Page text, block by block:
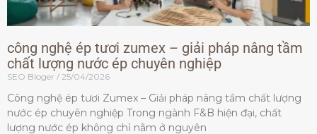
công nghệ ép tươi zumex – giải pháp nâng tầm
chất lượng nước ép chuyên nghiệp
SEO Bloger 25/04/2026
Công nghệ ép tươi Zumex – Giải pháp nâng tầm chất lượng
nước ép chuyên nghiệp Trong ngành F&B hiện đại, chất
lượng nước ép không chỉ nằm ở nguyên